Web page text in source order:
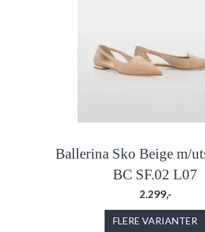
Ballerina Sko Beige m/
BC SF.02 L07
2.299,-
FLERE VARIANTER